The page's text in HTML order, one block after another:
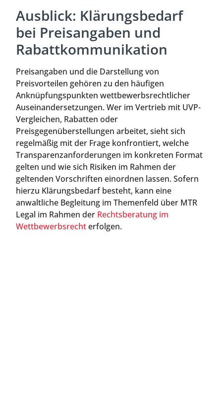
Ausblick: Klärungsbedarf
bei Preisangaben und
Rabattkommunikation
Preisangaben und die Darstellung von
Preisvorteilen gehören zu den häufigen
Anknüpfungspunkten wettbewerbsrechtlicher
Auseinandersetzungen. Wer im Vertrieb mit UVP-
Vergleichen, Rabatten oder
Preisgegenüberstellungen arbeitet, sieht sich
regelmäßig mit der Frage konfrontiert, welche
Transparenzanforderungen im konkreten Format
gelten und wie sich Risiken im Rahmen der
geltenden Vorschriften einordnen lassen. Sofern
hierzu Klärungsbedarf besteht, kann eine
anwaltliche Begleitung im Themenfeld über MTR
Legal im Rahmen der Rechtsberatung im
Wettbewerbsrechterfolgen.